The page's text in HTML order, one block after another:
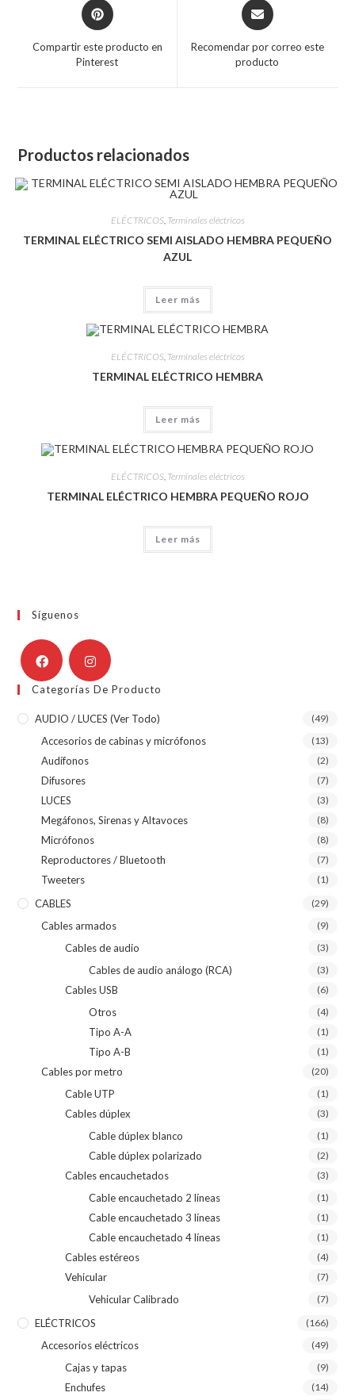
Compartir este producto en
Pinterest
Recomendar por correo este
producto
Productos relacionados
ELÉCTRICOS, Terminales eléctricos
TERMINAL ELÉCTRICO SEMI AISLADO HEMBRA PEQUEÑO
AZUL
Leer más
ELÉCTRICOS, Terminales eléctricos
TERMINAL ELÉCTRICO HEMBRA
Leer más
ELÉCTRICOS, Terminales eléctricos
TERMINAL ELÉCTRICO HEMBRA PEQUEÑO ROJO
Leer más
Síguenos
Categorías De Producto
AUDIO / LUCES (ver Todo) (49)
Accesorios de cabinas y micrófonos (13)
Audífonos (2)
Difusores (7)
LUCES (3)
Megáfonos, Sirenas y Altavoces (8)
Micrófonos (8)
Reproductores / Bluetooth (7)
Tweeters (1)
CABLES (29)
Cables armados (9)
Cables de audio (3)
Cables de audio análogo (RCA) (3)
Cables USB (6)
Otros (4)
Tipo A-A (1)
Tipo A-B (1)
Cables por metro (20)
Cable UTP (1)
Cables dúplex (3)
Cable dúplex blanco (1)
Cable dúplex polarizado (2)
Cables encauchetados (3)
Cable encauchetado 2 líneas (1)
Cable encauchetado 3 líneas (1)
Cable encauchetado 4 líneas (1)
Cables estéreos (4)
Vehicular (7)
Vehicular Calibrado (7)
ELÉCTRICOS (166)
Accesorios eléctricos (49)
Cajas y tapas (9)
Enchufes (14)